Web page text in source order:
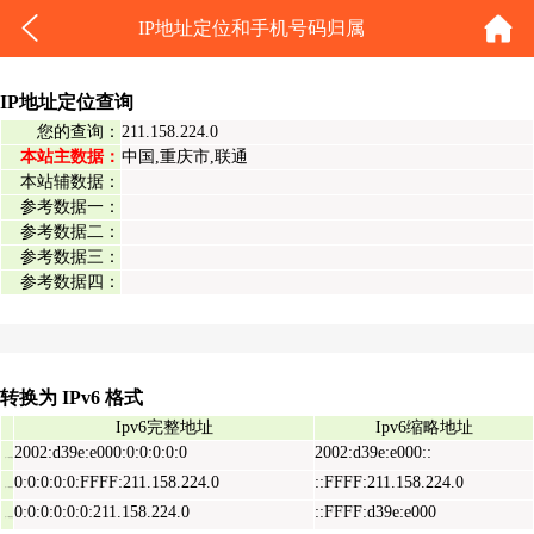
IP地址定位和手机号码归属
IP地址定位查询
您的查询： 211.158.224.0
本站主数据： 中国,重庆市,联通
本站辅数据：
参考数据一：
参考数据二：
参考数据三：
参考数据四：
转换为 IPv6 格式
Ipv6完整地址 Ipv6缩略地址
2002:d39e:e000:0:0:0:0:0 2002:d39e:e000::
0:0:0:0:0:FFFF:211.158.224.0 ::FFFF:211.158.224.0
0:0:0:0:0:0:211.158.224.0 ::FFFF:d39e:e000